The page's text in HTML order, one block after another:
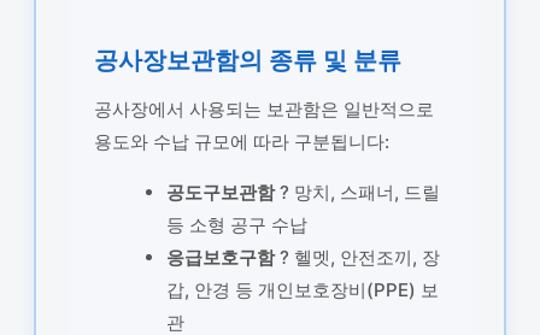
공사장보관함의 종류 및 분류
공사장에서 사용되는 보관함은 일반적으로
용도와 수납 규모에 따라 구분됩니다:
공도구보관함? 망치, 스패너, 드릴
등 소형 공구 수납
응급보호구함? 헬멧, 안전조끼, 장
갑, 안경 등 개인보호장비(PPE) 보
관